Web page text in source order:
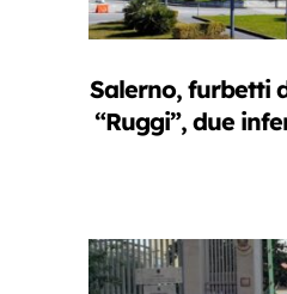
Salerno, furbetti
“Ruggi”, due